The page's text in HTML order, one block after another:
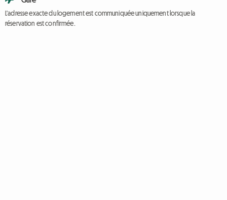
L'adresse exacte du logement est communiquée uniquement lorsque la
réservation est confirmée.